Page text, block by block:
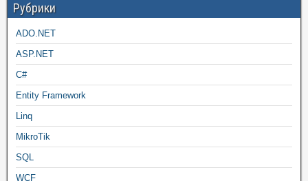
Рубрики
ADO.NET
ASP.NET
C#
Entity Framework
Linq
MikroTik
SQL
WCF